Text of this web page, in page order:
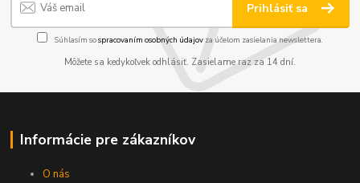
Prihlásiť sa
Súhlasím sospracovaním osobných údajov za účelom zasielania newslettera.
Môžete sa kedykoľvek odhlásiť. Zasielame raz za 14 dní.
Informácie pre zákazníkov
O nás